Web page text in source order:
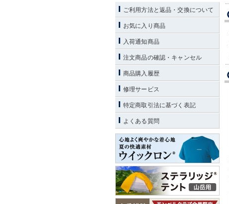
ご利用方法と返品・交換について
お気に入り商品
入荷通知商品
注文商品の確認・キャンセル
商品購入履歴
修理サービス
特定商取引法に基づく表記
よくある質問